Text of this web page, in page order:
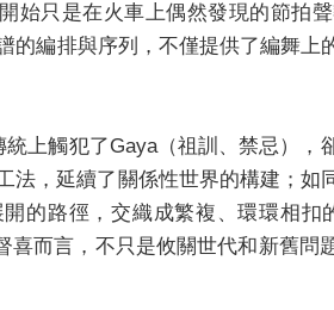
的編排與序列，不僅提供了編舞上
，延續了關係性世界的構建；如
的路徑，交織成繁複、環環相
而言，不只是攸關世代和新舊問